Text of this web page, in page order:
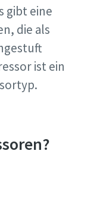
gibt eine
die als
ist ein